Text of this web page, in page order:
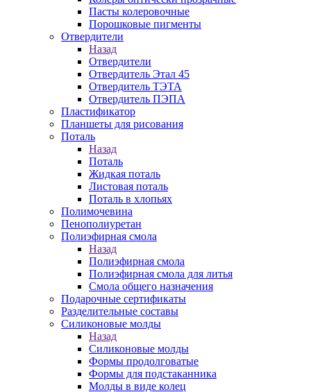
Пасты колеровочные
Порошковые пигменты
Отвердители
Назад
Отвердители
Отвердитель Этал 45
Отвердитель ТЭТА
Отвердитель ПЭПА
Пластификатор
Планшеты для рисования
Поталь
Назад
Поталь
Жидкая поталь
Листовая поталь
Поталь в хлопьях
Полимочевина
Пенополиуретан
Полиэфирная смола
Назад
Полиэфирная смола
Полиэфирная смола для литья
Смола общего назначения
Подарочные сертификаты
Разделительные составы
Силиконовые молды
Назад
Силиконовые молды
Формы продолговатые
Формы для подстаканника
Молды в виде колец